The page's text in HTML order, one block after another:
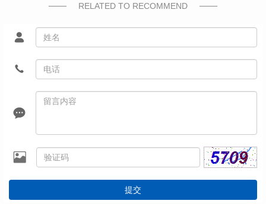
RELATED TO RECOMMEND
提交